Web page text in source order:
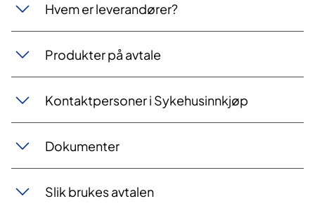
Hvem er leverandører?
Produkter på avtale
Kontaktpersoner i Sykehusinnkjøp
Dokumenter
Slik brukes avtalen